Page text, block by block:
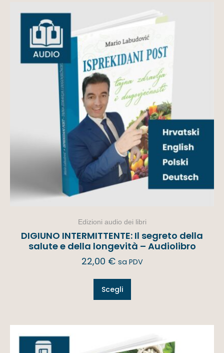
Edizioni audio dei libri
DIGIUNO INTERMITTENTE: Il segreto della
salute e della longevità – Audiolibro
22,00 € sa PDV
Scegli